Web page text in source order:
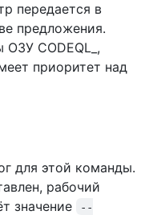
передается в
предложения.
ОЗУ CODEQL_,
приоритет над
для этой команды.
рабочий
значение
--